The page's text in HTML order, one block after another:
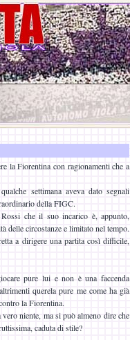
la Fiorentina con ragionamenti che a
settimana aveva dato segnali
della FIGC.
che il suo incarico è, appunto,
delle circostanze e limitato nel tempo.
a dirigere una partita così difficile,
pure lui e non è una faccenda
querela pure me come ha già
la Fiorentina.
niente, ma si può almeno dire che
caduta di stile?